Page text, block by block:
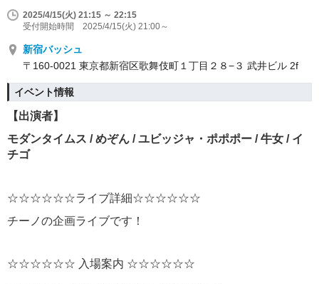
2025/4/15(火) 21:15 ～ 22:15
受付開始時間 2025/4/15(火) 21:00～
新宿バッシュ
〒160-0021 東京都新宿区歌舞伎町１丁目２８−３ 武井ビル 2f
イベント情報
【出演者】
モダンタイムス / めぞん / ユビッジャ・ポポポー / 牛女 / イ
チゴ
☆☆☆☆☆☆ライブ詳細☆☆☆☆☆☆
チーノの企画ライブです！
☆☆☆☆☆☆ 入場案内 ☆☆☆☆☆☆